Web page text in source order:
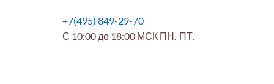
+7(495) 849-29-70
С 10:00 до 18:00 МСК ПН.-ПТ.